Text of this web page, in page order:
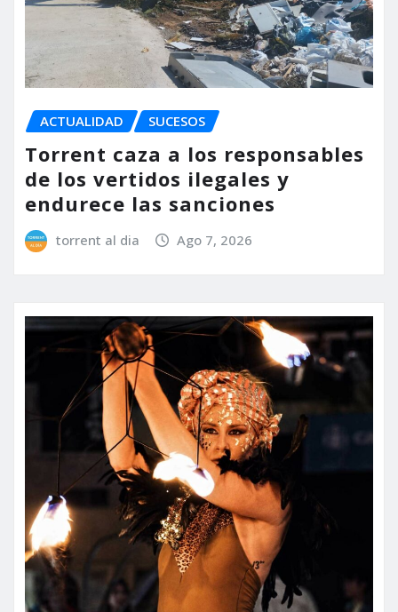
ACTUALIDAD SUCESOS
Torrent caza a los responsables
de los vertidos ilegales y
endurece las sanciones
torrent al dia Ago 7, 2026